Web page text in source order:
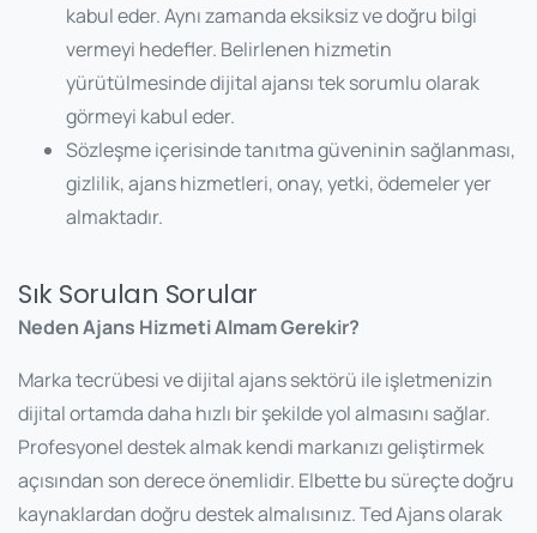
kabul eder. Aynı zamanda eksiksiz ve doğru bilgi
vermeyi hedefler. Belirlenen hizmetin
yürütülmesinde dijital ajansı tek sorumlu olarak
görmeyi kabul eder.
Sözleşme içerisinde tanıtma güveninin sağlanması,
gizlilik, ajans hizmetleri, onay, yetki, ödemeler yer
almaktadır.
Sık Sorulan Sorular
Neden Ajans Hizmeti Almam Gerekir?
Marka tecrübesi ve dijital ajans sektörü ile işletmenizin
dijital ortamda daha hızlı bir şekilde yol almasını sağlar.
Profesyonel destek almak kendi markanızı geliştirmek
açısından son derece önemlidir. Elbette bu süreçte doğru
kaynaklardan doğru destek almalısınız. Ted Ajans olarak